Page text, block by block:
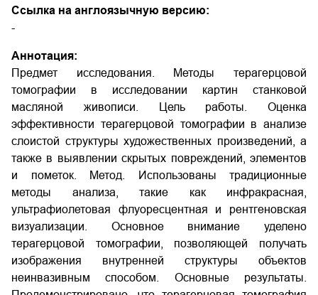
Ссылка на англоязычную версию:
-
Аннотация:
Предмет исследования. Методы терагерцовой
томографии в исследовании картин станковой
масляной живописи. Цель работы. Оценка
эффективности терагерцовой томографии в анализе
слоистой структуры художественных произведений, а
также в выявлении скрытых повреждений, элементов
и пометок. Метод. Использованы традиционные
методы анализа, такие как инфракрасная,
ультрафиолетовая флуоресцентная и рентгеновская
визуализации. Основное внимание уделено
терагерцовой томографии, позволяющей получать
изображения внутренней структуры объектов
неинвазивным способом. Основные результаты.